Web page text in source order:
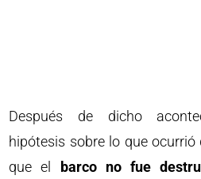
Después de dicho
hipótesis sobre lo que ocurrió
que el
barco no fue